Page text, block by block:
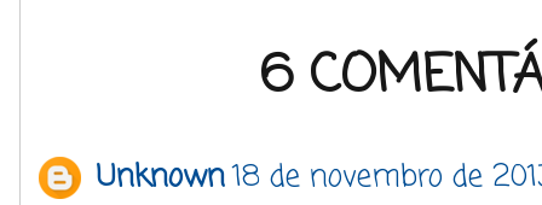
6
Unknown18 de novembro de